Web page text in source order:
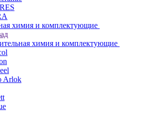
химия и комплектующие
химия и комплектующие
Arlok